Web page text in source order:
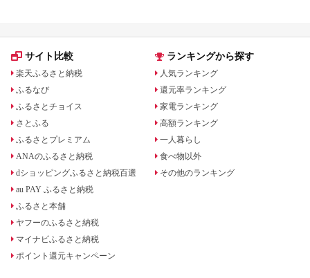
サイト比較
楽天ふるさと納税
ふるなび
ふるさとチョイス
さとふる
ふるさとプレミアム
ANAのふるさと納税
dショッピングふるさと納税百選
au PAY ふるさと納税
ふるさと本舗
ヤフーのふるさと納税
マイナビふるさと納税
ポイント還元キャンペーン
ランキングから探す
人気ランキング
還元率ランキング
家電ランキング
高額ランキング
一人暮らし
食べ物以外
その他のランキング